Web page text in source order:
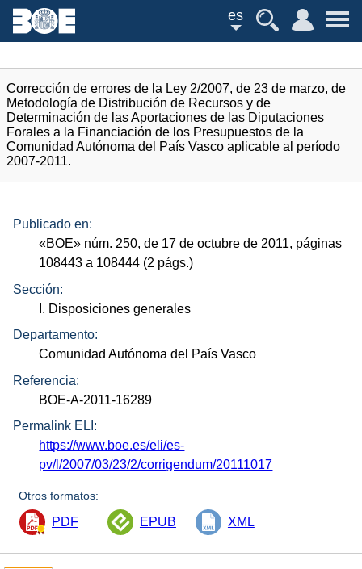
es
Corrección de errores de la Ley 2/2007, de 23 de marzo, de
Metodología de Distribución de Recursos y de
Determinación de las Aportaciones de las Diputaciones
Forales a la Financiación de los Presupuestos de la
Comunidad Autónoma del País Vasco aplicable al período
2007-2011.
Publicado en:
«BOE» núm. 250, de 17 de octubre de 2011, páginas
108443 a 108444 (2 págs.)
Sección:
I. Disposiciones generales
Departamento:
Comunidad Autónoma del País Vasco
Referencia:
BOE-A-2011-16289
Permalink ELI:
https://www.boe.es/eli/es-
pv/l/2007/03/23/2/corrigendum/20111017
Otros formatos:
PDF EPUB XML